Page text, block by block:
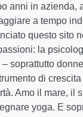
anni in azienda,
a tempo
questo sito
la
soprattutto
di
Amo il mare, il
yoga. E